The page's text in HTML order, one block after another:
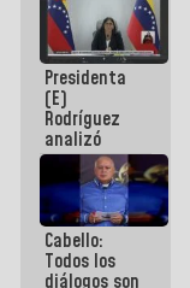
Figuera y
acuerdan
primer
encuentro
presencial
para el
diálogo
Presidenta
(E)
Rodríguez
analizó
junto a
gobernadores
planes de
recuperación
del Sistema
Eléctrico
Cabello:
Todos los
diálogos son